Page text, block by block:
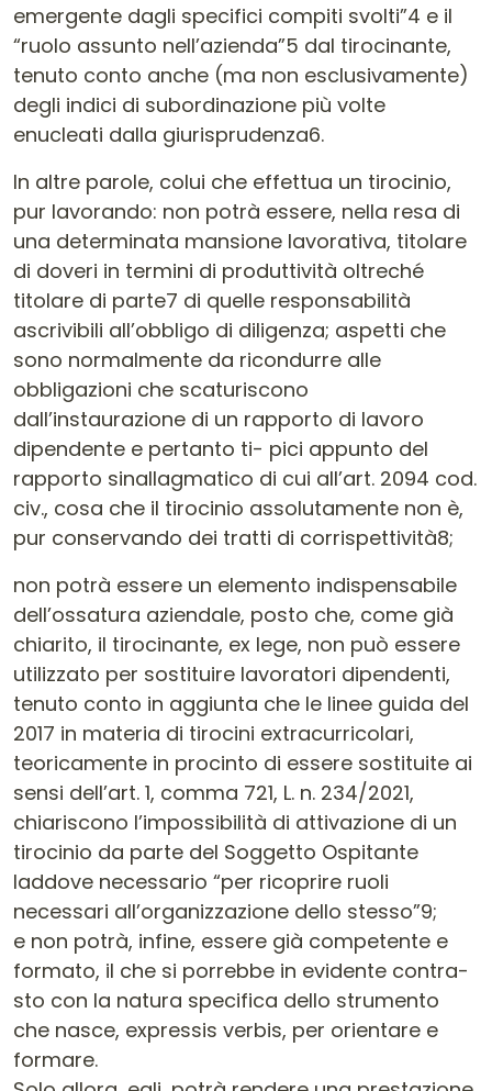
emergente dagli specifici compiti svolti”4 e il
“ruolo assunto nell’azienda”5 dal tirocinante,
tenuto conto anche (ma non esclusivamente)
degli indici di subordinazione più volte
enucleati dalla giurisprudenza6.
In altre parole, colui che effettua un tirocinio,
pur lavorando: non potrà essere, nella resa di
una determinata mansione lavorativa, titolare
di doveri in termini di produttività oltreché
titolare di parte7 di quelle responsabilità
ascrivibili all’obbligo di diligenza; aspetti che
sono normalmente da ricondurre alle
obbligazioni che scaturiscono
dall’instaurazione di un rapporto di lavoro
dipendente e pertanto ti- pici appunto del
rapporto sinallagmatico di cui all’art. 2094 cod.
civ., cosa che il tirocinio assolutamente non è,
pur conservando dei tratti di corrispettività8;
non potrà essere un elemento indispensabile
dell’ossatura aziendale, posto che, come già
chiarito, il tirocinante, ex lege, non può essere
utilizzato per sostituire lavoratori dipendenti,
tenuto conto in aggiunta che le linee guida del
2017 in materia di tirocini extracurricolari,
teoricamente in procinto di essere sostituite ai
sensi dell’art. 1, comma 721, L. n. 234/2021,
chiariscono l’impossibilità di attivazione di un
tirocinio da parte del Soggetto Ospitante
laddove necessario “per ricoprire ruoli
necessari all’organizzazione dello stesso”9;
e non potrà, infine, essere già competente e
formato, il che si porrebbe in evidente contra-
sto con la natura specifica dello strumento
che nasce, expressis verbis, per orientare e
formare.